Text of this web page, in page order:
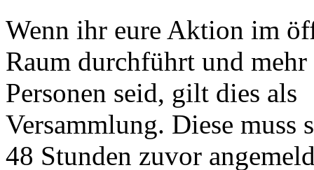
Wenn ihr eure Aktion im
Raum durchführt und mehr
Personen seid, gilt dies als
Versammlung. Diese muss
48 Stunden zuvor